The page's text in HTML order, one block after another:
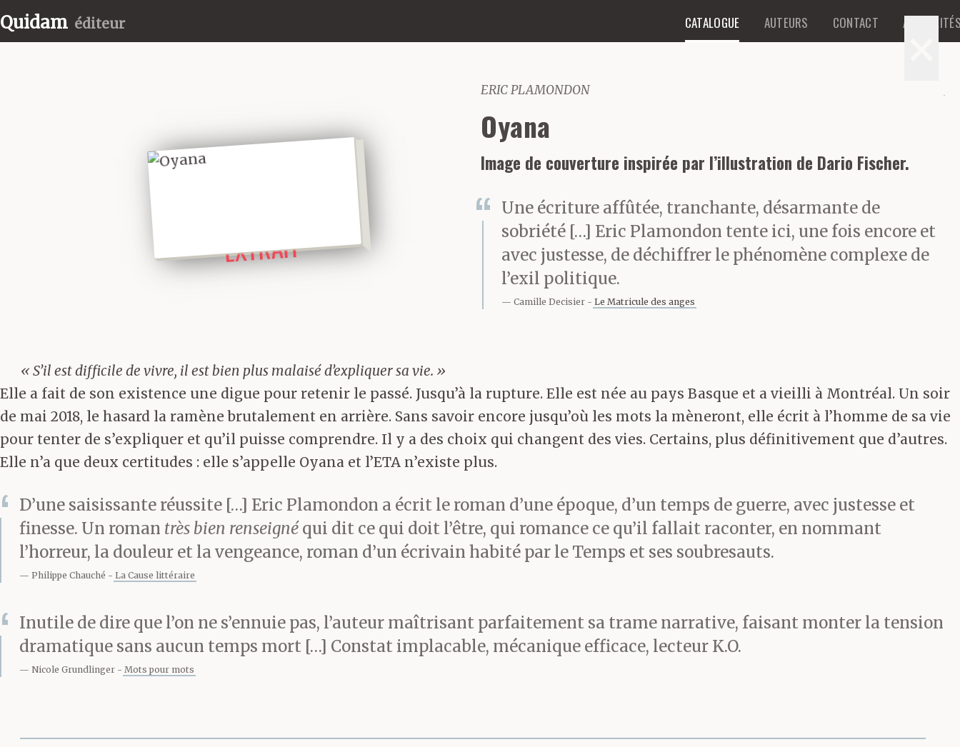
Quidam éditeur CATALOGUE AUTEURS CONTACT
EXTRAIT
ERIC PLAMONDON
Oyana
Image de couverture inspirée par l’illustration de Dario Fischer.
Une écriture affûtée, tranchante, désarmante de
sobriété […] Eric Plamondon tente ici, une fois encore et
avec justesse, de déchiffrer le phénomène complexe de
l’exil politique.
Camille Decisier Le Matricule des anges
« S’il est difficile de vivre, il est bien plus malaisé d’expliquer sa vie. »
Elle a fait de son existence une digue pour retenir le passé. Jusqu’à la rupture. Elle est née au pays Basque et a vieilli à Montréal. Un soir
de mai 2018, le hasard la ramène brutalement en arrière. Sans savoir encore jusqu’où les mots la mèneront, elle écrit à l’homme de sa vie
pour tenter de s’expliquer et qu’il puisse comprendre. Il y a des choix qui changent des vies. Certains, plus définitivement que d’autres.
Elle n’a que deux certitudes : elle s’appelle Oyana et l’ETA n’existe plus.
D’une saisissante réussite […] Eric Plamondon a écrit le roman d’une époque, d’un temps de guerre, avec justesse et
finesse. Un roman très bien renseignéqui dit ce qui doit l’être, qui romance ce qu’il fallait raconter, en nommant
l’horreur, la douleur et la vengeance, roman d’un écrivain habité par le Temps et ses soubresauts.
Philippe Chauché La Cause littéraire
Inutile de dire que l’on ne s’ennuie pas, l’auteur maîtrisant parfaitement sa trame narrative, faisant monter la tension
dramatique sans aucun temps mort […] Constat implacable, mécanique efficace, lecteur K.O.
Nicole Grundlinger Mots pour mots